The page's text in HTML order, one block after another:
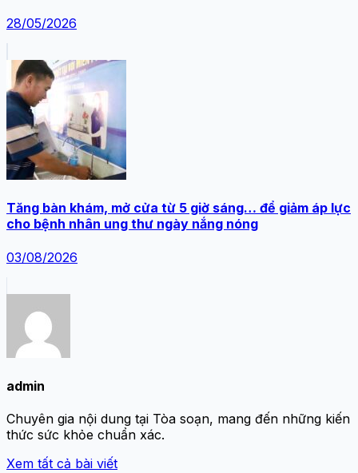
28/05/2026
Tăng bàn khám, mở cửa từ 5 giờ sáng… để giảm áp lực
cho bệnh nhân ung thư ngày nắng nóng
03/08/2026
admin
Chuyên gia nội dung tại Tòa soạn, mang đến những kiến
thức sức khỏe chuẩn xác.
Xem tất cả bài viết